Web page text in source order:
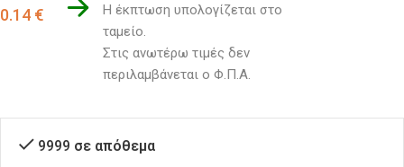
0.14 €
Η έκπτωση υπολογίζεται στο
ταμείο.
Στις ανωτέρω τιμές δεν
περιλαμβάνεται ο Φ.Π.Α.
9999 σε απόθεμα